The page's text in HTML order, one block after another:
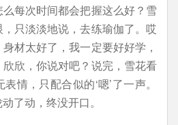
每次时间都会把握这么好？雪
只淡淡地说，去练瑜伽了。哎
材太好了，我一定要好好学，
欣，你说对吧？说完，雪花看
情，只配合似的‘嗯’了一声。
了动，终没开口。